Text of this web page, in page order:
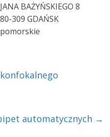
JANA BAŻYŃSKIEGO 8
80-309 GDAŃSK
pomorskie
automatycznych →